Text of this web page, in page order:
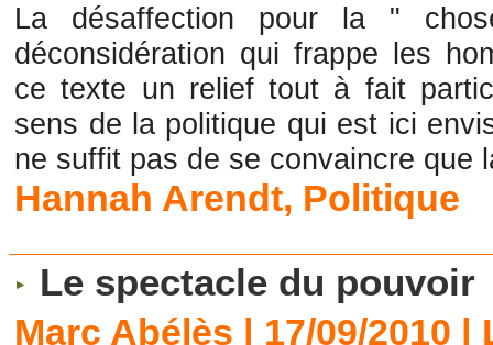
La désaffection pour la "
déconsidération qui frappe les
ce texte un relief tout à fait
sens de la politique qui est ici
ne suffit pas de se convaincre que
Hannah Arendt, Politique
Le spectacle du pouvoir
Marc Abélès | 17/09/2010 |